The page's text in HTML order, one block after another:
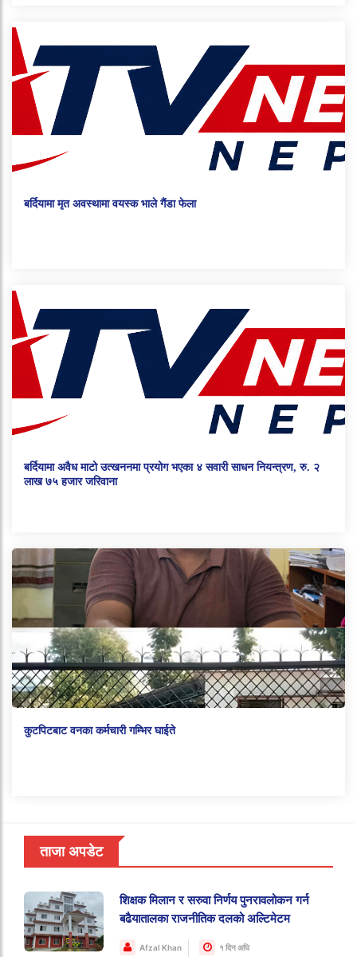
बर्दियामा मृत अवस्थामा वयस्क भाले गैंडा फेला
बर्दियामा अवैध माटो उत्खननमा प्रयोग भएका ४ सवारी साधन नियन्त्रण, रु. २
लाख ७५ हजार जरिवाना
कुटपिटबाट वनका कर्मचारी गम्भिर घाईते
ताजा अपडेट
शिक्षक मिलान र सरुवा निर्णय पुनरावलोकन गर्न
बढैयातालका राजनीतिक दलको अल्टिमेटम
Afzal Khan १ दिन अघि